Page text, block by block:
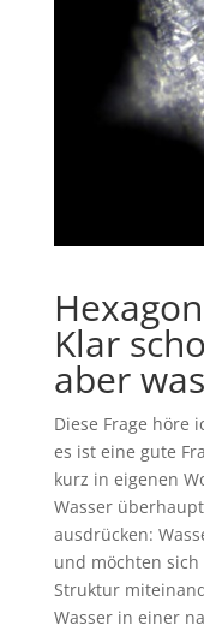
Klar
aber
Diese Frage höre
es ist eine gute
kurz in eigenen
Wasser
ausdrücken:
und möchten
Struktur
Wasser in einer